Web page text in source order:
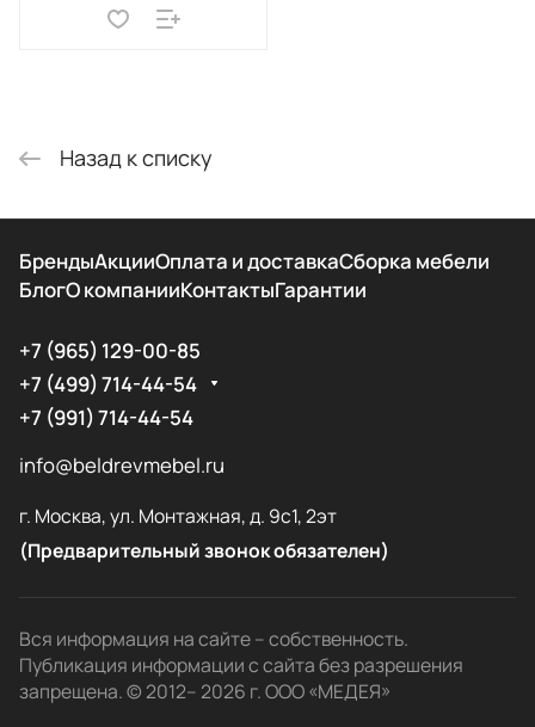
Назад к списку
БрендыАкцииОплата и доставкаСборка мебели
БлогО компанииКонтактыГарантии
+7 (965) 129-00-85
+7 (499) 714-44-54
+7 (991) 714-44-54
info@beldrevmebel.ru
г. Москва, ул. Монтажная, д. 9с1, 2эт
(Предварительный звонок обязателен)
Вся информация на сайте – собственность.
Публикация информации с сайта без разрешения
запрещена. © 2012– 2026 г. ООО «МЕДЕЯ»